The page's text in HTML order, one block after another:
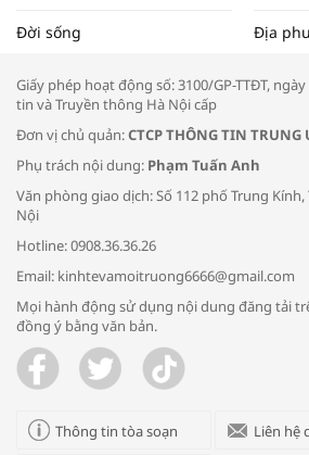
Tọa đàm “Xúc
Bác sĩ tư vấn
đường hô hấp
Trao yêu thương
Đời sống Địa
Giấy phép hoạt động số: 3100/GP-TTĐT,
tin và Truyền thông Hà Nội cấp
Đơn vị chủ quản:CTCP THÔNG TIN TRUNG
Phụ trách nội dung: Phạm Tuấn Anh
Văn phòng giao dịch: Số 112 phố Trung Kính,
Nội
Hotline: 0908.36.36.26
Email: kinhtevamoitruong6666@gmail.com
Mọi hành động sử dụng nội dung đăng tải
đồng ý bằng văn bản.
Thông tin tòa soạn Liên hệ